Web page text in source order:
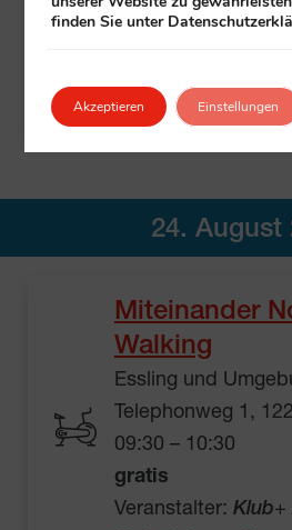
gratis
Mehr
24. August
Miteinander
Walking
Essling und
Telephonweg 1,
09:30 – 10:30
gratis
Veranstalter: Klub+
finden Sie unter
Akzeptieren Einstellungen